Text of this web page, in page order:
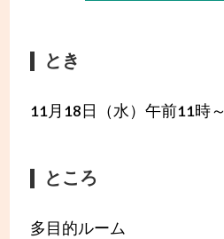
とき
11月18日（水）午前11時～
ところ
多目的ルーム